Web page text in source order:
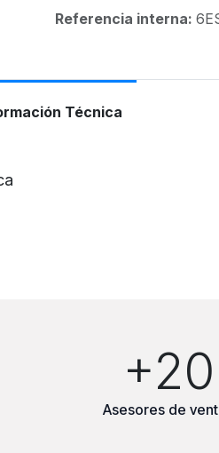
Referencia interna:
Técnica
+20
Asesores de